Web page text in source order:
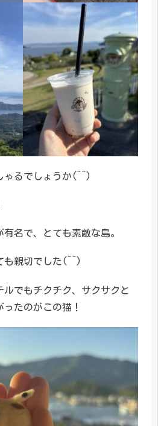
ゃるでしょうか(^^)
名で、とても素敵な島。
も親切でした(^^)
ルでもチクチク、サクサクと
たのがこの猫！